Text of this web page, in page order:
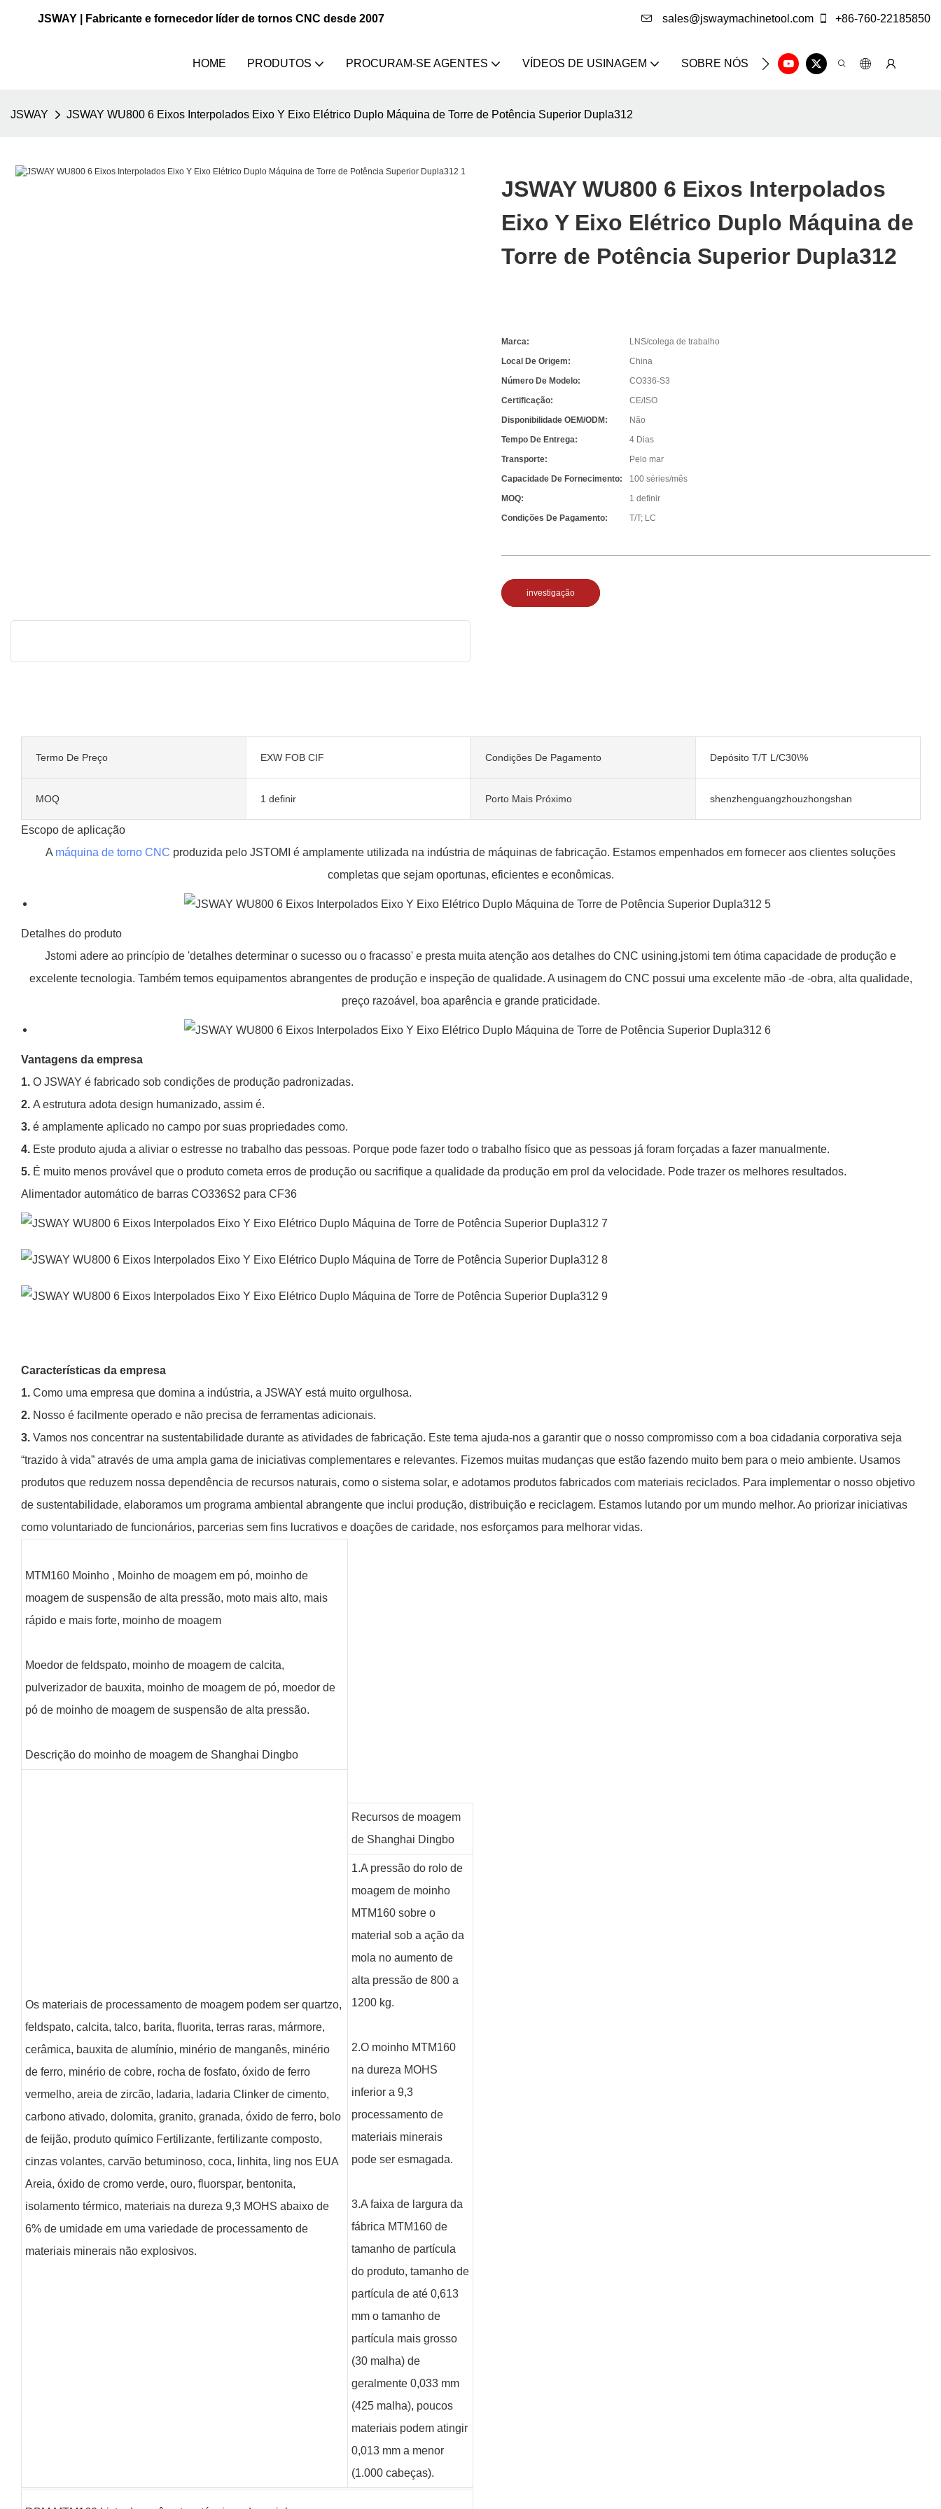
JSWAY | Fabricante e fornecedor líder de tornos CNC desde 2007 sales@jswaymachinetool.com +86-760-22185850
HOME PRODUTOS PROCURAM-SE AGENTES VÍDEOS DE USINAGEM SOBRE NÓS SOLUÇÃO CENTRO DE
JSWAY JSWAY WU800 6 Eixos Interpolados Eixo Y Eixo Elétrico Duplo Máquina de Torre de Potência Superior Dupla312
JSWAY WU800 6 Eixos Interpolados
Eixo Y Eixo Elétrico Duplo Máquina de
Torre de Potência Superior Dupla312
Marca:
LNS/colega de trabalho
Local De Origem:
China
Número De Modelo:
CO336-S3
Certificação:
CE/ISO
Disponibilidade OEM/ODM:
Não
Tempo De Entrega:
4 Dias
Transporte:
Pelo mar
Capacidade De Fornecimento:
100 séries/mês
MOQ:
1 definir
Condições De Pagamento:
T/T; LC
investigação
Termo De Preço EXW FOB CIF Condições De Pagamento Depósito T/T L/C30\%
MOQ 1 definir Porto Mais Próximo shenzhenguangzhouzhongshan
Escopo de aplicação
A máquina de torno CNC produzida pelo JSTOMI é amplamente utilizada na indústria de máquinas de fabricação. Estamos empenhados em fornecer aos clientes soluções
completas que sejam oportunas, eficientes e econômicas.
Detalhes do produto
Jstomi adere ao princípio de 'detalhes determinar o sucesso ou o fracasso' e presta muita atenção aos detalhes do CNC usining.jstomi tem ótima capacidade de produção e
excelente tecnologia. Também temos equipamentos abrangentes de produção e inspeção de qualidade. A usinagem do CNC possui uma excelente mão -de -obra, alta qualidade,
preço razoável, boa aparência e grande praticidade.
Vantagens da empresa
1. O JSWAY é fabricado sob condições de produção padronizadas.
2. A estrutura adota design humanizado, assim é.
3. é amplamente aplicado no campo por suas propriedades como.
4. Este produto ajuda a aliviar o estresse no trabalho das pessoas. Porque pode fazer todo o trabalho físico que as pessoas já foram forçadas a fazer manualmente.
5. É muito menos provável que o produto cometa erros de produção ou sacrifique a qualidade da produção em prol da velocidade. Pode trazer os melhores resultados.
Alimentador automático de barras CO336S2 para CF36
Características da empresa
1. Como uma empresa que domina a indústria, a JSWAY está muito orgulhosa.
2. Nosso é facilmente operado e não precisa de ferramentas adicionais.
3. Vamos nos concentrar na sustentabilidade durante as atividades de fabricação. Este tema ajuda-nos a garantir que o nosso compromisso com a boa cidadania corporativa seja
“trazido à vida” através de uma ampla gama de iniciativas complementares e relevantes. Fizemos muitas mudanças que estão fazendo muito bem para o meio ambiente. Usamos
produtos que reduzem nossa dependência de recursos naturais, como o sistema solar, e adotamos produtos fabricados com materiais reciclados. Para implementar o nosso objetivo
de sustentabilidade, elaboramos um programa ambiental abrangente que inclui produção, distribuição e reciclagem. Estamos lutando por um mundo melhor. Ao priorizar iniciativas
como voluntariado de funcionários, parcerias sem fins lucrativos e doações de caridade, nos esforçamos para melhorar vidas.
MTM160 Moinho , Moinho de moagem em pó, moinho de
moagem de suspensão de alta pressão, moto mais alto, mais
rápido e mais forte, moinho de moagem
Moedor de feldspato, moinho de moagem de calcita,
pulverizador de bauxita, moinho de moagem de pó, moedor de
pó de moinho de moagem de suspensão de alta pressão.
Descrição do moinho de moagem de Shanghai Dingbo
Os materiais de processamento de moagem podem ser quartzo,
feldspato, calcita, talco, barita, fluorita, terras raras, mármore,
cerâmica, bauxita de alumínio, minério de manganês, minério
de ferro, minério de cobre, rocha de fosfato, óxido de ferro
vermelho, areia de zircão, ladaria, ladaria Clinker de cimento,
carbono ativado, dolomita, granito, granada, óxido de ferro, bolo
de feijão, produto químico Fertilizante, fertilizante composto,
cinzas volantes, carvão betuminoso, coca, linhita, ling nos EUA
Areia, óxido de cromo verde, ouro, fluorspar, bentonita,
isolamento térmico, materiais na dureza 9,3 MOHS abaixo de
6% de umidade em uma variedade de processamento de
materiais minerais não explosivos.
Recursos de moagem
de Shanghai Dingbo
1.A pressão do rolo de
moagem de moinho
MTM160 sobre o
material sob a ação da
mola no aumento de
alta pressão de 800 a
1200 kg.
2.O moinho MTM160
na dureza MOHS
inferior a 9,3
processamento de
materiais minerais
pode ser esmagada.
3.A faixa de largura da
fábrica MTM160 de
tamanho de partícula
do produto, tamanho de
partícula de até 0,613
mm o tamanho de
partícula mais grosso
(30 malha) de
geralmente 0,033 mm
(425 malha), poucos
materiais podem atingir
0,013 mm a menor
(1.000 cabeças).